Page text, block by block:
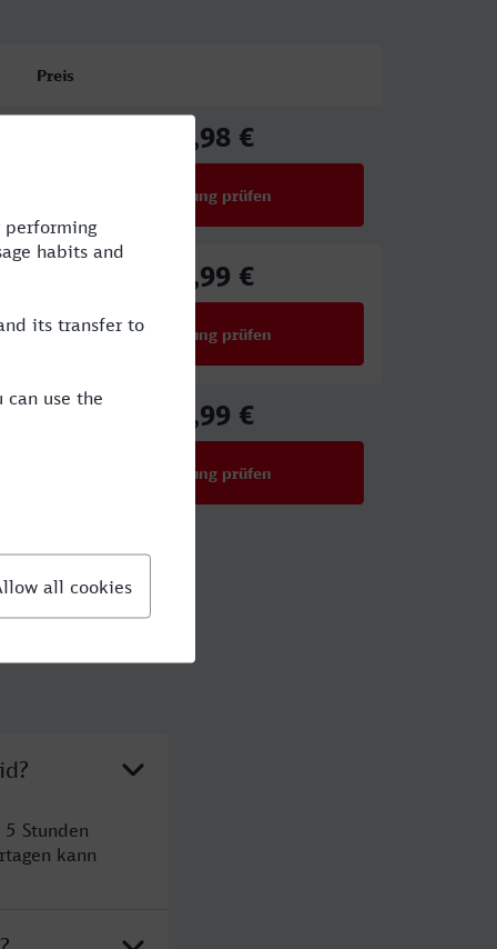
Preis
65,98 €
Verbindung prüfen
49,99 €
Verbindung prüfen
27,99 €
Verbindung prüfen
Stunden
kann